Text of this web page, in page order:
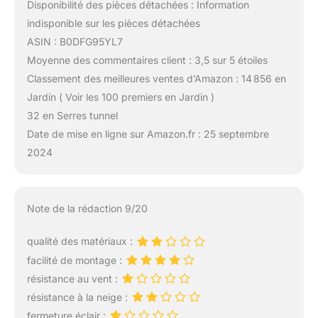
Disponibilité des pièces détachées : Information
indisponible sur les pièces détachées
ASIN : B0DFG95YL7
Moyenne des commentaires client : 3,5 sur 5 étoiles
Classement des meilleures ventes d’Amazon : 14 856 en
Jardin ( Voir les 100 premiers en Jardin )
32 en Serres tunnel
Date de mise en ligne sur Amazon.fr : 25 septembre
2024
Note de la rédaction 9/20
qualité des matériaux :
facilité de montage :
résistance au vent :
résistance à la neige :
fermeture éclair :